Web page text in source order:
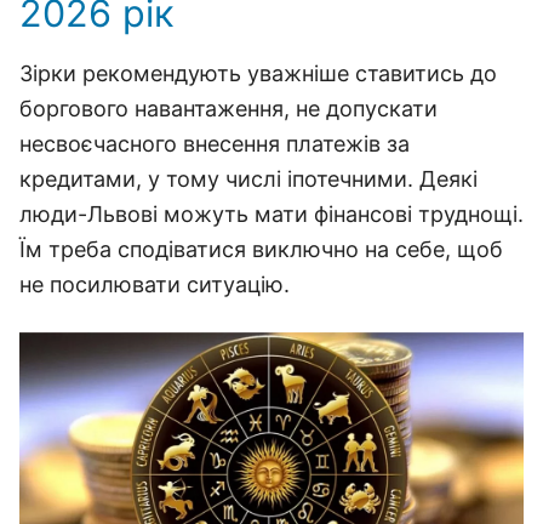
2026 рік
Зірки рекомендують уважніше ставитись до
боргового навантаження, не допускати
несвоєчасного внесення платежів за
кредитами, у тому числі іпотечними. Деякі
люди-Львові можуть мати фінансові труднощі.
Їм треба сподіватися виключно на себе, щоб
не посилювати ситуацію.